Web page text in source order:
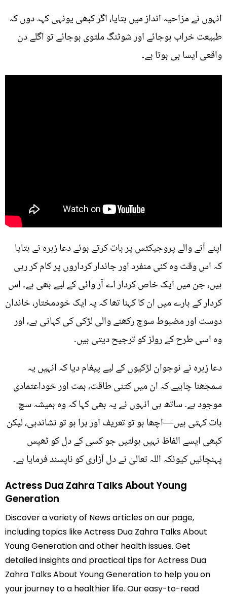
انہوں نے مزاحیہ انداز میں بتایا، اگر کبھی یونہی کہہ دوں کہ
طبیعت خراب ہوجائے اور شوٹنگ ملتوی ہوجائے تو اگلے دن
واقعی ایسا ہی ہوتا ہے۔
اپنے آنے والے پروجیکٹس پر بات کرتے ہوئے دعا زہرہ نے بتایا
کہ اس وقت وہ کئی منفرد اور جاندار کرداروں پر کام کر رہی
ہیں، جن میں ایک خاص کردار اے آر وائی کے لیے بھی ہے۔ اس
کردار کے بارے میں ان کا کہنا تھا کہ یہ ایک خودمختار، خاندان
دوست اور مضبوط سوچ رکھنے والی لڑکی کی کہانی ہے، اور
وہ اسی طرح کے رولز کو ترجیح دیتی ہیں۔
دعا زہرہ نے نوجوان لڑکیوں کے لیے پیغام دیا کہ انہیں یہ
سمجھنا چاہیے کہ ان میں کتنی طاقت، ہمت اور خوداعتمادی
موجود ہے۔ ساتھ ہی انہوں نے یہ بھی کہا کہ وہ ہمیشہ سچ
بات کہتی ہیں—اچھا ہو تو تعریف اور برا ہو تو نشاندہی، لیکن
کبھی ایسے الفاظ نہیں بولتیں جو کسی کے دل کو ٹھیس
پہنچائیں کیونکہ اللہ تعالیٰ نے دل آزاری کو ناپسند فرمایا ہے۔
Actress Dua Zahra Talks About Young
Generation
Discover a variety of News articles on our page,
including topics like Actress Dua Zahra Talks About
Young Generation and other health issues. Get
detailed insights and practical tips for Actress Dua
Zahra Talks About Young Generation to help you on
your journey to a healthier life. Our easy-to-read